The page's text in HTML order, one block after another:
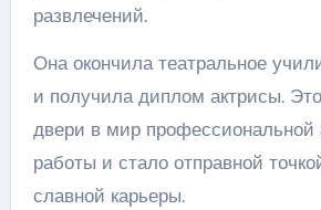
развлечений.
Она окончила театральное
и получила диплом актрисы.
двери в мир профессиональной
работы и стало отправной
славной карьеры.